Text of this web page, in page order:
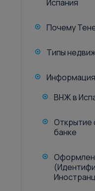
Испания
Почему
Типы
ВНЖ в
Открытие
банке